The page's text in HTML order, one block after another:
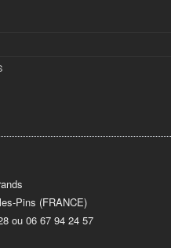
Pins (FRANCE)
ou 06 67 94 24 57